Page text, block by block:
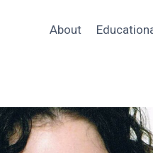
About